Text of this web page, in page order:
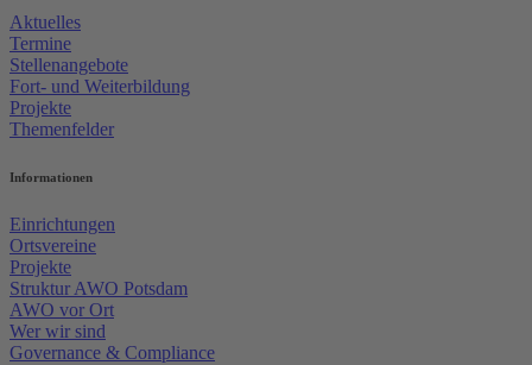
Aktuelles
Termine
Stellenangebote
Fort- und Weiterbildung
Projekte
Themenfelder
Informationen
Einrichtungen
Ortsvereine
Projekte
Struktur AWO Potsdam
AWO vor Ort
Wer wir sind
Governance & Compliance